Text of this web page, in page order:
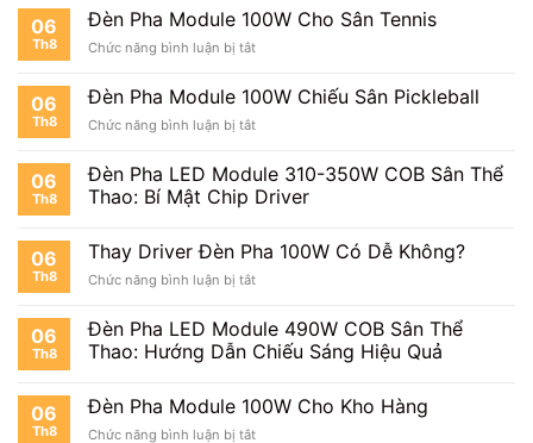
Pha
Module
100W
Sân
Lông
06
Th8
Đèn Pha Module 100W Cho Sân Tennis
Chức năng bình luận bị tắtở
Pha
Module
100W
Sân
Tennis
06
Th8
Đèn Pha Module 100W Chiếu Sân Pickleball
Chức năng bình luận bị tắtở
Pha
Module
100W
Sân
06
Th8
Đèn Pha LED Module 310-350W COB Sân Thể
Thao: Bí Mật Chip Driver
06
Th8
Thay Driver Đèn Pha 100W Có Dễ Không?
Chức năng bình luận bị tắtở
Driver
Đèn
Pha
Có
06
Th8
Đèn Pha LED Module 490W COB Sân Thể
Thao: Hướng Dẫn Chiếu Sáng Hiệu Quả
06
Th8
Đèn Pha Module 100W Cho Kho Hàng
Chức năng bình luận bị tắtở